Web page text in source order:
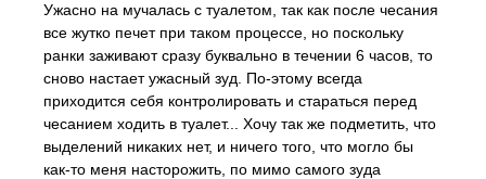
Ужасно на мучалась с туалетом, так как после чесания
все жутко печет при таком процессе, но поскольку
ранки заживают сразу буквально в течении 6 часов, то
сново настает ужасный зуд. По-этому всегда
приходится себя контролировать и стараться перед
чесанием ходить в туалет... Хочу так же подметить, что
выделений никаких нет, и ничего того, что могло бы
как-то меня насторожить, по мимо самого зуда